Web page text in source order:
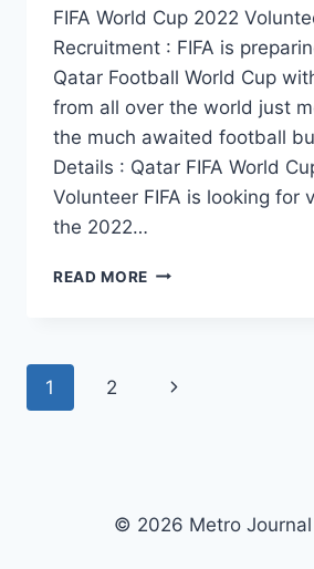
FIFA World Cup 2022
Recruitment : FIFA is
Qatar Football World Cup
from all over the world just
the much awaited football
Details : Qatar FIFA World
Volunteer FIFA is looking for
the 2022…
READ MORE QATAR
VOLUNTEER
20000
Page
1 2
Next
© 2026 Metro Journal